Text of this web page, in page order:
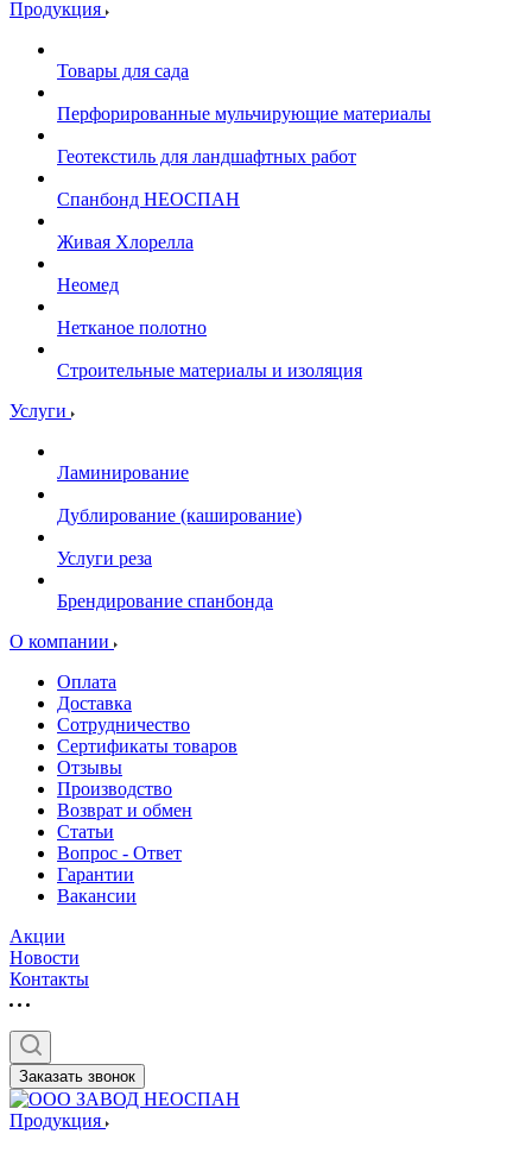
Продукция
Товары для сада
Перфорированные мульчирующие материалы
Геотекстиль для ландшафтных работ
Спанбонд НЕОСПАН
Живая Хлорелла
Нeомед
Нетканое полотно
Строительные материалы и изоляция
Услуги
Ламинирование
Дублирование (каширование)
Услуги реза
Брендирование спанбонда
О компании
Оплата
Доставка
Сотрудничество
Сертификаты товаров
Отзывы
Производство
Возврат и обмен
Статьи
Вопрос - Ответ
Гарантии
Вакансии
Акции
Новости
Контакты
Заказать звонок
Продукция